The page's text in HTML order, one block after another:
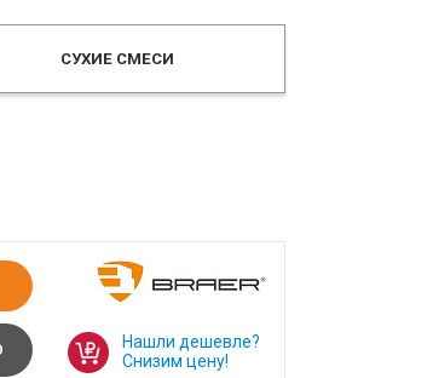
СУХИЕ СМЕСИ
Нашли дешевле?
Снизим цену!